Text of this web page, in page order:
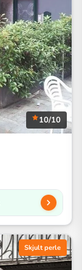
10/10
Skjult perle